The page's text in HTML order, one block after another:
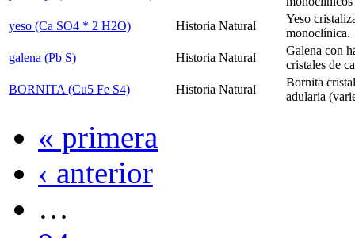
yeso (Ca SO4 * 2 H2O)
Historia Natural
Yeso
monoclínica.
galena (Pb S)
Historia Natural
Galena con
cristales de
BORNITA (Cu5 Fe S4)
Historia Natural
Bornita
adularia
« primera
‹ anterior
…